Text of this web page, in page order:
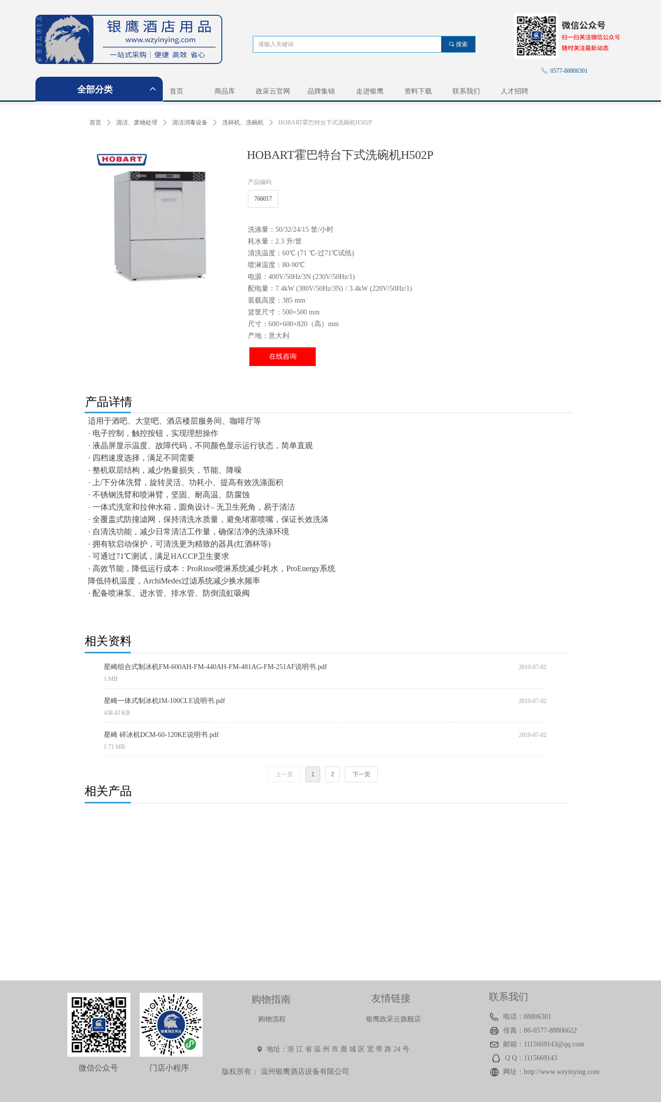
끠 搜索
ꀙ
全部分类 首页 商品库 政采云官网 品牌集锦 走进银鹰 资料下载 联系我们 人才招聘
ꂅ 0577-88806301
首页 ꄲ 清洁、废物处理 ꄲ 清洁消毒设备 ꄲ 洗杯机、洗碗机 ꄲ HOBART霍巴特台下式洗碗机H502P
HOBART霍巴特台下式洗碗机H502P
产品编码
766017
在线咨询
洗涤量：50/32/24/15 筐/小时
耗水量：2.3 升/筐
清洗温度：60℃ (71 ℃-过71℃试纸)
喷淋温度：80-90℃
电源：400V/50Hz/3N (230V/50Hz/1)
配电量：7.4kW (380V/50Hz/3N) / 3.4kW (220V/50Hz/1)
装载高度：385 mm
篮筐尺寸：500×500 mm
尺寸：600×600×820（高）mm
产地：意大利
相关资料
适用于酒吧、大堂吧、酒店楼层服务间、咖啡厅等
· 电子控制，触控按钮，实现理想操作
· 液晶屏显示温度、故障代码，不同颜色显示运行状态，简单直观
· 四档速度选择，满足不同需要
· 整机双层结构，减少热量损失，节能、降噪
· 上/下分体洗臂，旋转灵活、功耗小、提高有效洗涤面积
· 不锈钢洗臂和喷淋臂，坚固、耐高温、防腐蚀
· 一体式洗室和拉伸水箱，圆角设计– 无卫生死角，易于清洁
· 全覆盖式防撞滤网，保持清洗水质量，避免堵塞喷嘴，保证长效洗涤
· 自清洗功能，减少日常清洁工作量，确保洁净的洗涤环境
· 拥有软启动保护，可清洗更为精致的器具(红酒杯等)
· 可通过71℃测试，满足HACCP卫生要求
· 高效节能，降低运行成本：ProRinse喷淋系统减少耗水，ProEnergy系统
降低待机温度，ArchiMedes过滤系统减少换水频率
· 配备喷淋泵、进水管、排水管、防倒流虹吸阀
相关产品
2019-07-02
星崎组合式制冰机FM-600AH-FM-440AH-FM-481AG-FM-251AF说明书.pdf
1 MB
2019-07-02
星崎一体式制冰机IM-100CLE说明书.pdf
438.43 KB
2019-07-02
星崎 碎冰机DCM-60-120KE说明书.pdf
1.71 MB
上一页 1 2 下一页
产品详情
北京某某科技（网络）有限公司
全国客服电话：
CONTANT US 联系我们
88806301
넹 地址：浙 江 省 温 州 市 鹿 城 区 宽 带 路 24 号
版权所有： 温州银鹰酒店设备有限公司
门店小程序
电话： 88806301
传真： 86-0577-88806622
邮箱： 1115669143@qq.com
Q Q： 1115669143
网址： http://www.wzyinying.com
购物流程 银鹰政采云旗舰店
联系我们
友情链接
购物指南
微信公众号